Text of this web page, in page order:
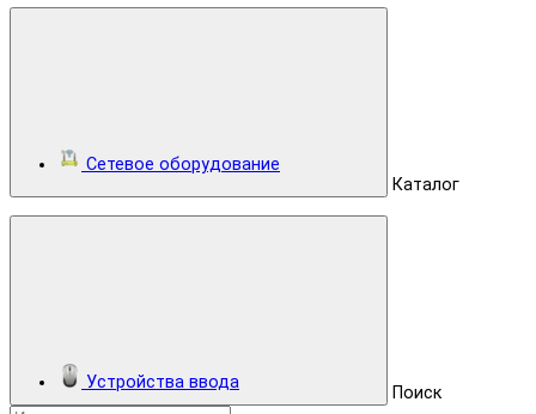
Каталог
Поиск
Сетевое оборудование
Устройства ввода